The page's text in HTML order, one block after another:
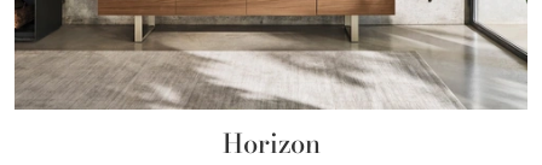
Horizon